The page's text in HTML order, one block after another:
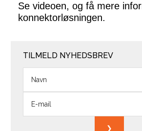
Se videoen, og få mere
konnektorløsningen.
TILMELD NYHEDSBREV